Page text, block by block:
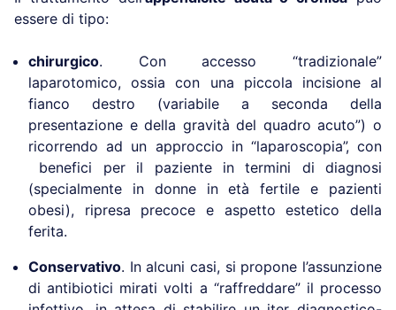
essere di tipo:
chirurgico. Con accesso “tradizionale”
laparotomico, ossia con una piccola incisione al
fianco destro (variabile a seconda della
presentazione e della gravità del quadro acuto”) o
ricorrendo ad un approccio in “laparoscopia”, con
benefici per il paziente in termini di diagnosi
(specialmente in donne in età fertile e pazienti
obesi), ripresa precoce e aspetto estetico della
ferita.
Conservativo. In alcuni casi, si propone l’assunzione
di antibiotici mirati volti a “raffreddare” il processo